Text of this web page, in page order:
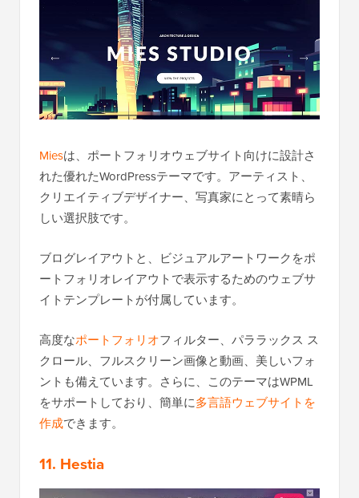
Miesは、ポートフォリオウェブサイト向けに設計さ
れた優れたWordPressテーマです。アーティスト、
クリエイティブデザイナー、写真家にとって素晴ら
しい選択肢です。
ブログレイアウトと、ビジュアルアートワークをポ
ートフォリオレイアウトで表示するためのウェブサ
イトテンプレートが付属しています。
高度なポートフォリオフィルター、パララックス ス
クロール、フルスクリーン画像と動画、美しいフォ
ントも備えています。さらに、このテーマはWPML
をサポートしており、簡単に多言語ウェブサイトを
作成できます。
11. Hestia